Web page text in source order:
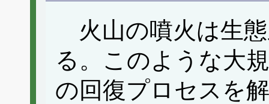
火山の噴火は生
る。このような大
の回復プロセスを